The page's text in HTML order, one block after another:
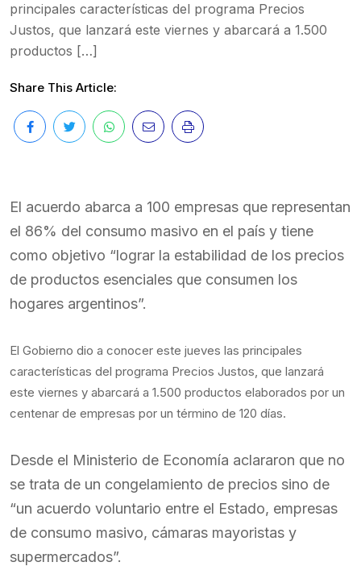
principales características del programa Precios
Justos, que lanzará este viernes y abarcará a 1.500
productos […]
Share This Article:
El acuerdo abarca a 100 empresas que representan
el 86% del consumo masivo en el país y tiene
como objetivo “lograr la estabilidad de los precios
de productos esenciales que consumen los
hogares argentinos”.
El Gobierno dio a conocer este jueves las principales
características del programa Precios Justos, que lanzará
este viernes y abarcará a 1.500 productos elaborados por un
centenar de empresas por un término de 120 días.
Desde el Ministerio de Economía aclararon que no
se trata de un congelamiento de precios sino de
“un acuerdo voluntario entre el Estado, empresas
de consumo masivo, cámaras mayoristas y
supermercados”.